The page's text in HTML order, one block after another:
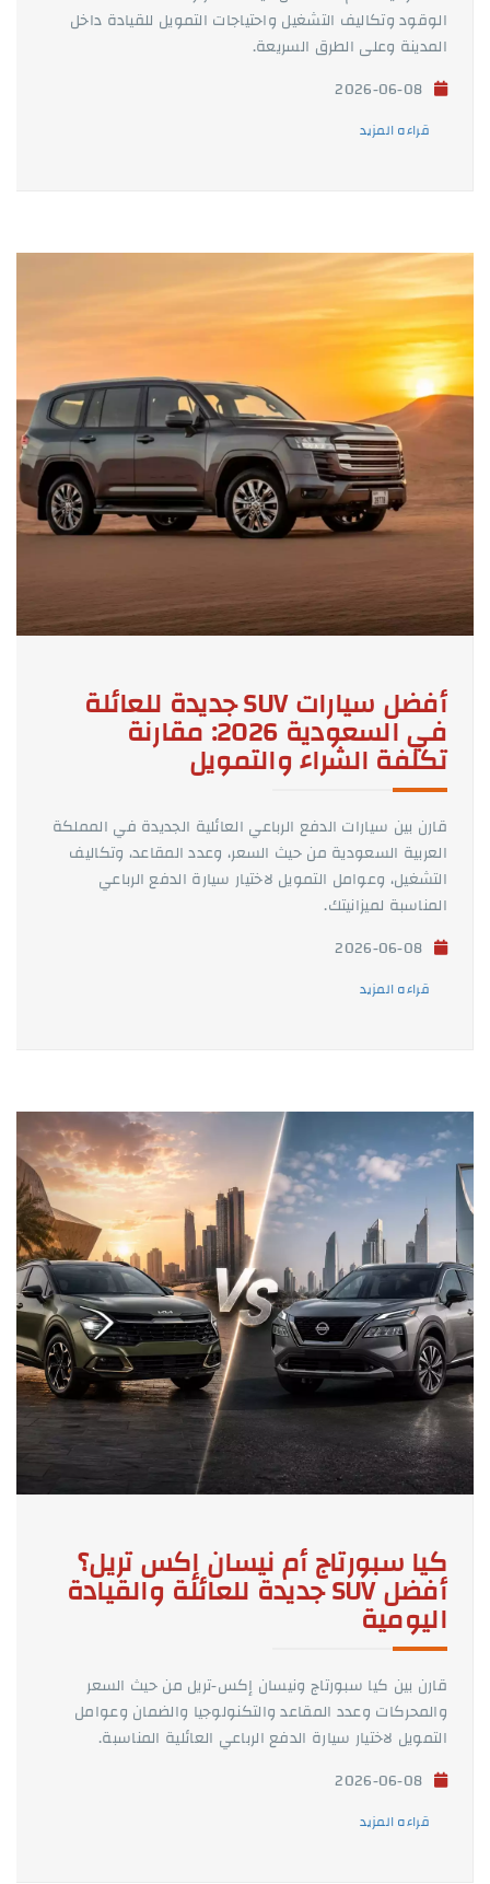
الوقود وتكاليف التشغيل واحتياجات التمويل للقيادة داخل
المدينة وعلى الطرق السريعة.
قراءه المزيد
أفضل سيارات SUV جديدة للعائلة
في السعودية 2026: مقارنة
تكلفة الشراء والتمويل
قارن بين سيارات الدفع الرباعي العائلية الجديدة في المملكة
العربية السعودية من حيث السعر، وعدد المقاعد، وتكاليف
التشغيل، وعوامل التمويل لاختيار سيارة الدفع الرباعي
المناسبة لميزانيتك.
قراءه المزيد
كيا سبورتاج أم نيسان إكس تريل؟
أفضل SUV جديدة للعائلة والقيادة
اليومية
قارن بين كيا سبورتاج ونيسان إكس-تريل من حيث السعر
والمحركات وعدد المقاعد والتكنولوجيا والضمان وعوامل
التمويل لاختيار سيارة الدفع الرباعي العائلية المناسبة.
قراءه المزيد